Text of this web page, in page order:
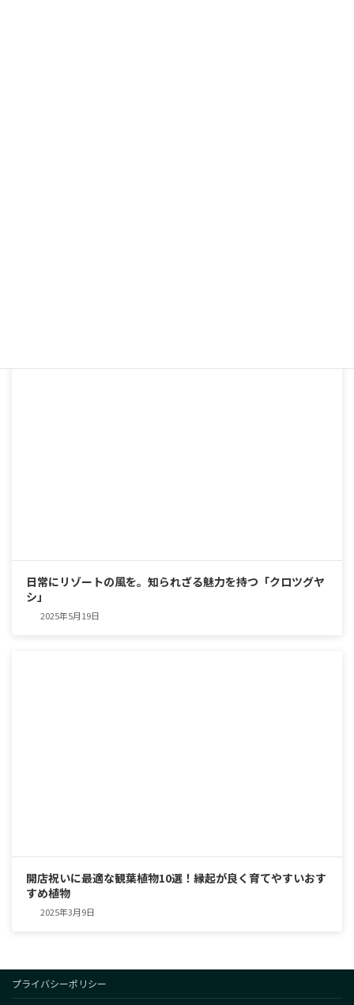
日常にリゾートの風を。知られざる魅力を持つ「クロツグヤ
シ」
2025年5月19日
開店祝いに最適な観葉植物10選！縁起が良く育てやすいおす
すめ植物
2025年3月9日
プライバシーポリシー